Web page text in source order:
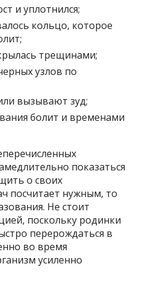
и уплотнился;
кольцо, которое
трещинами;
узлов по
вызывают зуд;
болит и временами
показаться
о своих
посчитает нужным, то
Не стоит
поскольку родинки
перерождаться в
во время
усиленно